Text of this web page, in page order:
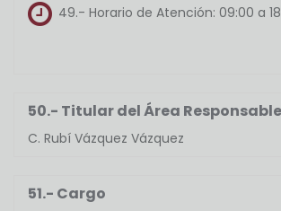
49.- Horario de Atención: 09:00 a
50.- Titular del Área Responsable
C. Rubí Vázquez Vázquez
51.- Cargo